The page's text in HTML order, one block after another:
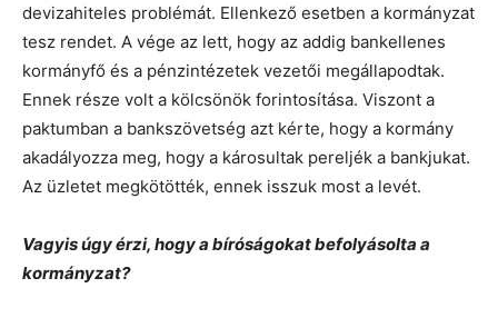
devizahiteles problémát. Ellenkező esetben a kormányzat
tesz rendet. A vége az lett, hogy az addig bankellenes
kormányfő és a pénzintézetek vezetői megállapodtak.
Ennek része volt a kölcsönök forintosítása. Viszont a
paktumban a bankszövetség azt kérte, hogy a kormány
akadályozza meg, hogy a károsultak pereljék a bankjukat.
Az üzletet megkötötték, ennek isszuk most a levét.
Vagyis úgy érzi, hogy a bíróságokat befolyásolta a
kormányzat?